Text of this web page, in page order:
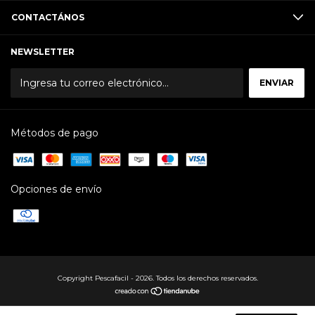
CONTACTÁNOS
NEWSLETTER
Métodos de pago
Opciones de envío
Copyright Pescafacil - 2026. Todos los derechos reservados.